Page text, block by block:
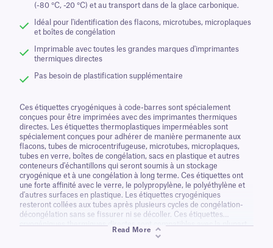
(-80 °C, -20 °C) et au transport dans de la glace carbonique.
Idéal pour l'identification des flacons, microtubes, microplaques
et boîtes de congélation
Imprimable avec toutes les grandes marques d'imprimantes
thermiques directes
Pas besoin de plastification supplémentaire
Ces étiquettes cryogéniques à code-barres sont spécialement
conçues pour être imprimées avec des imprimantes thermiques
directes. Les étiquettes thermoplastiques imperméables sont
spécialement conçues pour adhérer de manière permanente aux
flacons, tubes de microcentrifugeuse, microtubes, microplaques,
tubes en verre, boîtes de congélation, sacs en plastique et autres
conteneurs d'échantillons qui seront soumis à un stockage
cryogénique et à une congélation à long terme. Ces étiquettes ont
une forte affinité avec le verre, le polypropylène, le polyéthylène et
d'autres surfaces en plastique. Les étiquettes cryogéniques
resteront collées aux tubes après plusieurs cycles de congélation-
décongélation sans se fissurer ni se décoller. Ces étiquettes
cryogéniques thermiques directes sont compatibles avec la plupart
des systèmes de stockage cryogéniques sans aucun obstacle ni
Read More